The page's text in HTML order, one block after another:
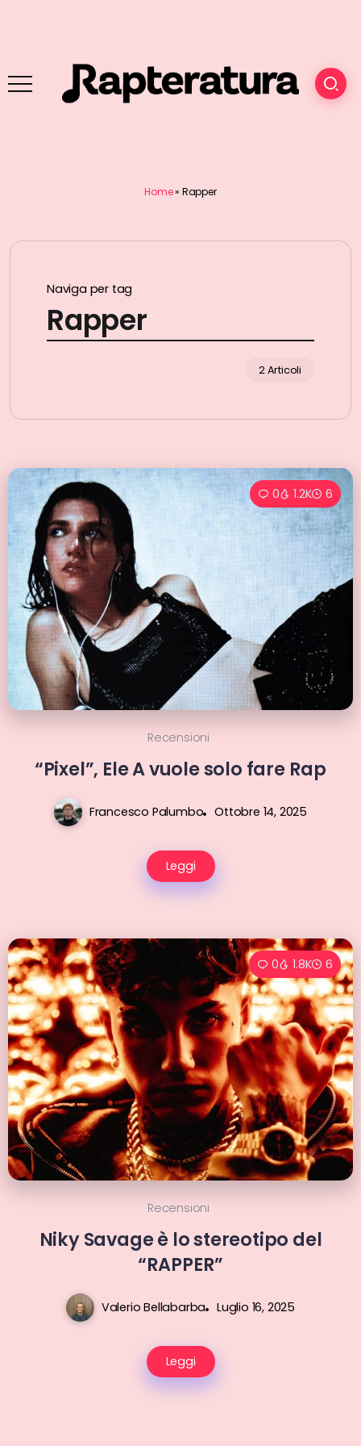
Home» Rapper
Naviga per tag
Rapper
2 Articoli
0 1.2K 6
Recensioni
“Pixel”, Ele A vuole solo fare Rap
Francesco Palumbo Ottobre 14, 2025
Leggi
0 1.8K 6
Recensioni
Niky Savage è lo stereotipo del
“RAPPER”
Valerio Bellabarba Luglio 16, 2025
Leggi